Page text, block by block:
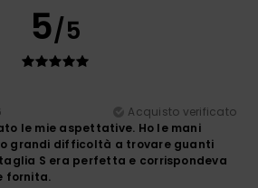
5/5
Acquisto verificato
le mie aspettative. Ho le mani
grandi difficoltà a trovare guanti
S era perfetta e corrispondeva
fornita.